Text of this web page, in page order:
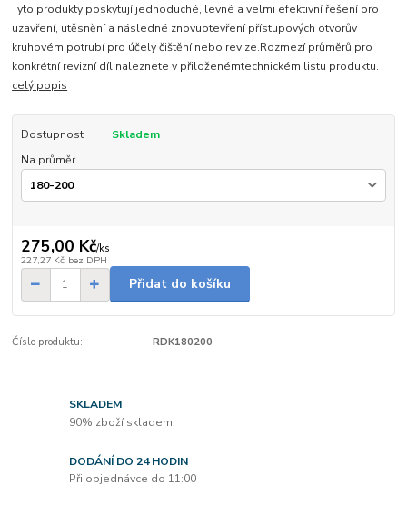
Tyto produkty poskytují jednoduché, levné a velmi efektivní řešení pro
uzavření, utěsnění a následné znovuotevření přístupových otvorův
kruhovém potrubí pro účely čištění nebo revize.Rozmezí průměrů pro
konkrétní revizní díl naleznete v přiloženémtechnickém listu produktu.
celý popis
Dostupnost
Skladem
Na průměr
275,00 Kč/ks
227,27 Kč bez DPH
Přidat do košíku
Číslo produktu: RDK180200
SKLADEM
90% zboží skladem
DODÁNÍ DO 24 HODIN
Při objednávce do 11:00